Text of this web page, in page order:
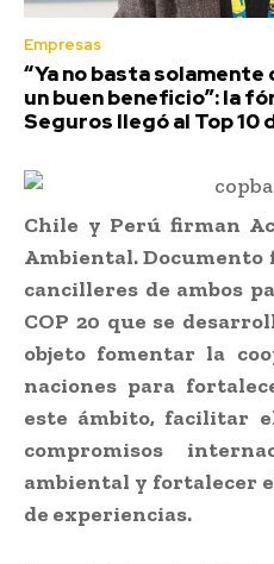
Empresas
“Ya no basta solamente
un buen beneficio”: la
Seguros llegó al Top 10
Chile y Perú firman
Ambiental. Documento
cancilleres de ambos
COP 20 que se
objeto fomentar la
naciones para
este ámbito, facilitar
compromisos
ambiental y fortalecer
de experiencias.